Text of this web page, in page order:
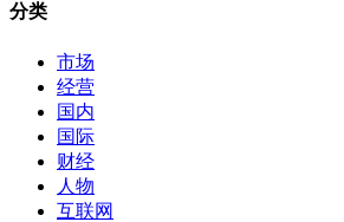
分类
市场
经营
国内
国际
财经
人物
互联网